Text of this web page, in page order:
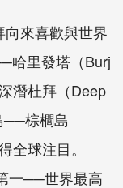
來喜歡與世界
哈里發塔（Burj
潛杜拜（Deep
──棕櫚島
全球注目。
一──世界最高